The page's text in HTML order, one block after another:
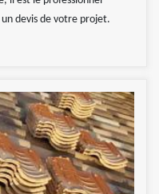
devis de votre projet.